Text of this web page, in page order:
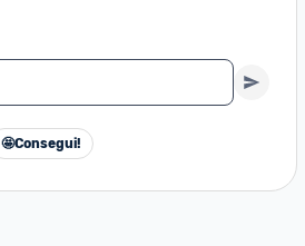
🤩Consegui!